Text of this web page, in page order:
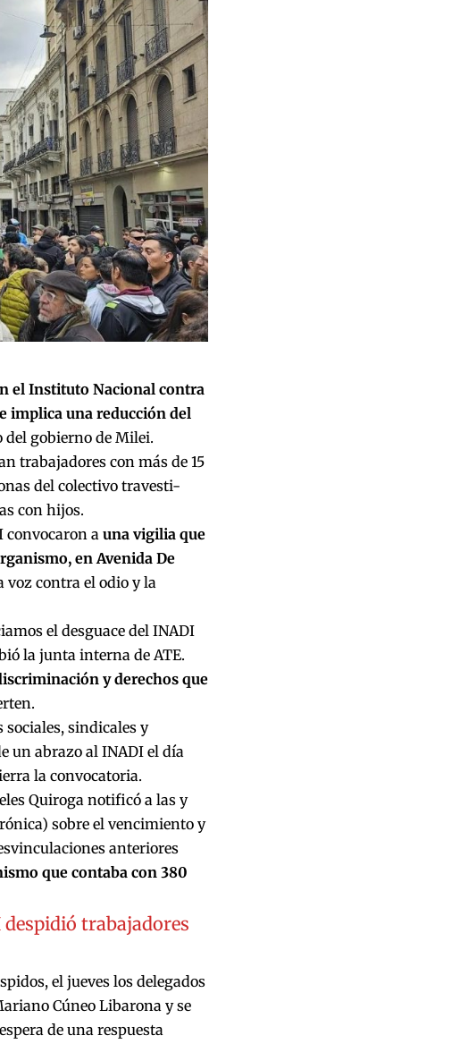
el Instituto Nacional contra
implica una reducción del
gobierno de Milei.
trabajadores con más de 15
del colectivo travesti-
con hijos.
convocaron a una vigilia que
en Avenida De
voz contra el odio y la
el desguace del INADI
la junta interna de ATE.
y derechos que
sindicales y
un abrazo al INADI el día
la convocatoria.
Quiroga notificó a las y
sobre el vencimiento y
anteriores
que contaba con 380
trabajadores
el jueves los delegados
Cúneo Libarona y se
de una respuesta